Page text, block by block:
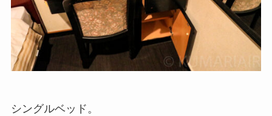
シングルベッド。